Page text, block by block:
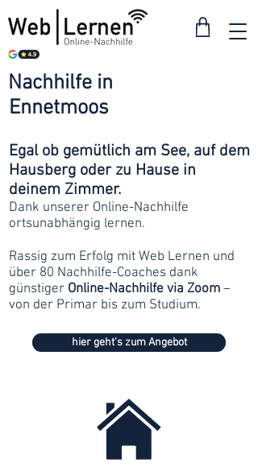
Ennetmoos
Nachhilfe in
Egal ob gemütlich am See, auf dem
Hausberg oder zu Hause in
deinem Zimmer.
Dank unserer Online-Nachhilfe
ortsunabhängig lernen.
Rassig zum Erfolg mit Web Lernen und
über 80 Nachhilfe-Coaches dank
günstiger Online-Nachhilfe via Zoom –
von der Primar bis zum Studium.
hier geht's zum Angebot